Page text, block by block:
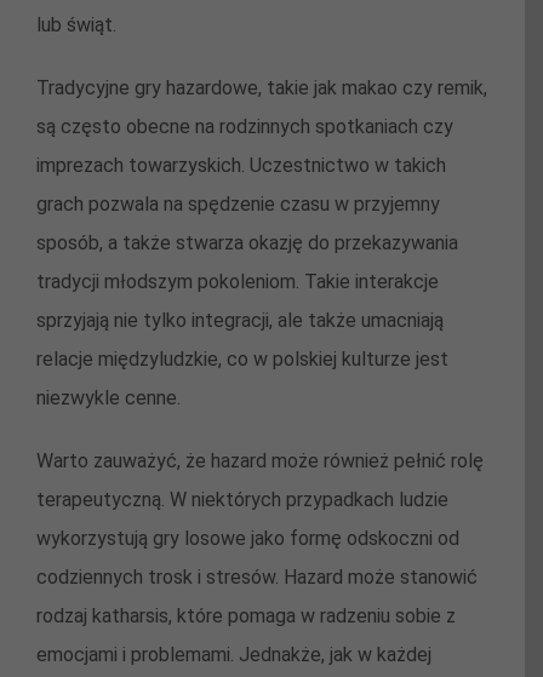
lub świąt.
Tradycyjne gry hazardowe, takie jak makao czy remik,
są często obecne na rodzinnych spotkaniach czy
imprezach towarzyskich. Uczestnictwo w takich
grach pozwala na spędzenie czasu w przyjemny
sposób, a także stwarza okazję do przekazywania
tradycji młodszym pokoleniom. Takie interakcje
sprzyjają nie tylko integracji, ale także umacniają
relacje międzyludzkie, co w polskiej kulturze jest
niezwykle cenne.
Warto zauważyć, że hazard może również pełnić rolę
terapeutyczną. W niektórych przypadkach ludzie
wykorzystują gry losowe jako formę odskoczni od
codziennych trosk i stresów. Hazard może stanowić
rodzaj katharsis, które pomaga w radzeniu sobie z
emocjami i problemami. Jednakże, jak w każdej